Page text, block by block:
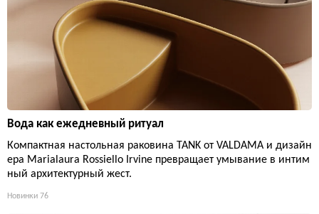
Вода как ежедневный ритуал
Компактная настольная раковина TANK от VALDAMA и дизайн
ера Marialaura Rossiello Irvine превращает умывание в интим
ный архитектурный жест.
Новинки 76